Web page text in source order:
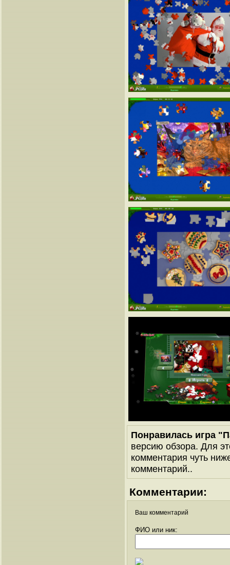
Понравилась игра
версию обзора. Для
комментария чуть
комментарий..
Комментарии:
Ваш комментарий
ФИО или ник: